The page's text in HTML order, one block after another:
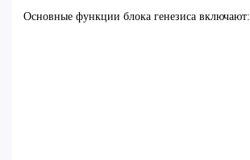
Основные функции блока генезиса включают: